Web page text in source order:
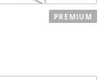
PREMIUM